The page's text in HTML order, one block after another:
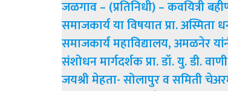
जळगाव – (प्रतिनिधी) – कवयित्री
समाजकार्य या विषयात प्रा.
समाजकार्य महाविद्यालय, अमळनेर
संशोधन मार्गदर्शक प्रा. डॉ. यु. डी.
जयश्री मेहता- सोलापुर व समिती